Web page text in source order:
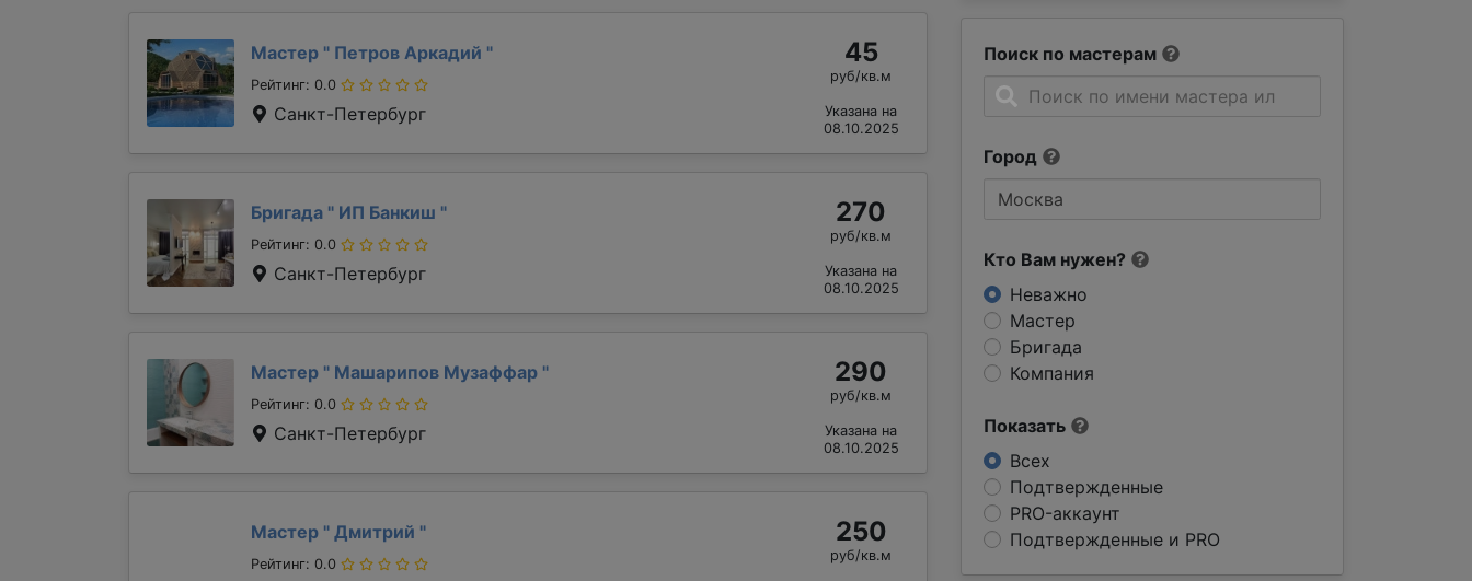
Поиск по мастерам
Город
Кто Вам нужен?
Неважно
Мастер
Бригада
Компания
Показать
Всех
Подтвержденные
PRO-аккаунт
Подтвержденные и PRO
Мастер " Петров Аркадий "
Рейтинг: 0.0
Санкт-Петербург
45
руб/кв.м
Указана на
08.10.2025
Бригада " ИП Банкиш "
Рейтинг: 0.0
Санкт-Петербург
270
руб/кв.м
Указана на
08.10.2025
Мастер " Машарипов Музаффар "
Рейтинг: 0.0
Санкт-Петербург
290
руб/кв.м
Указана на
08.10.2025
Мастер " Дмитрий "
Рейтинг: 0.0
250
руб/кв.м